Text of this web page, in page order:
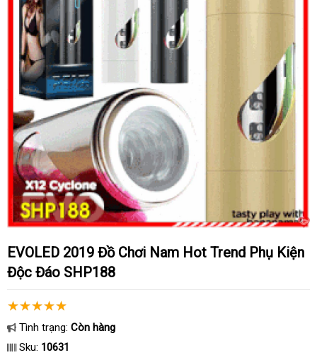
EVOLED 2019 Đồ Chơi Nam Hot Trend Phụ Kiện
Độc Đáo SHP188
Tình trạng: Còn hàng
Sku: 10631